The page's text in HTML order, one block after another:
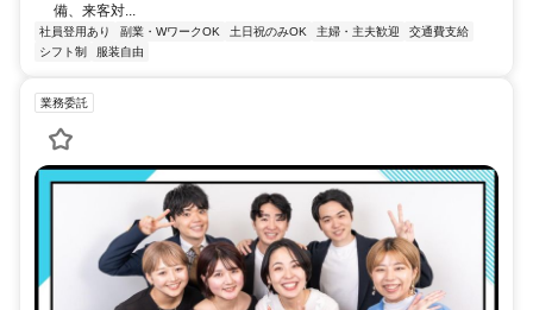
備、来客対...
社員登用あり 副業・WワークOK 土日祝のみOK 主婦・主夫歓迎
交通費支給
シフト制
服装自由
業務委託